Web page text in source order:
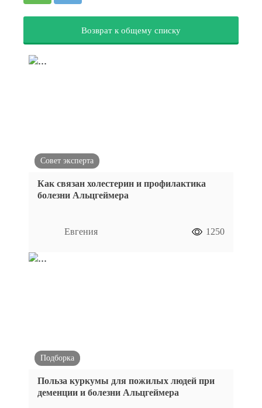
Возврат к общему списку
Совет эксперта
Как связан холестерин и профилактика
болезни Альцгеймера
Евгения 1250
Подборка
Польза куркумы для пожилых людей при
деменции и болезни Альцгеймера